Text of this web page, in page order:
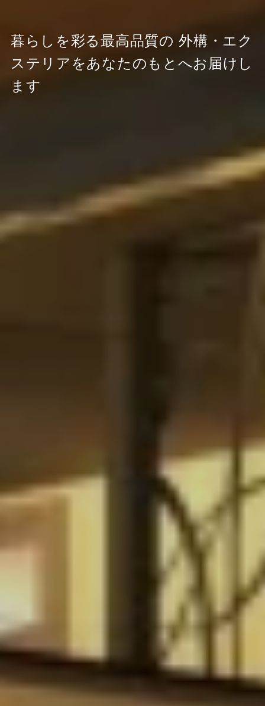
暮らしを彩る最高品質の 外構・エク
ステリアをあなたのもとへお届けし
ます